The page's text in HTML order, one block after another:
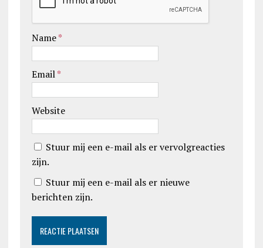
Name*
Email*
Website
Stuur mij een e-mail als er vervolgreacties
zijn.
Stuur mij een e-mail als er nieuwe
berichten zijn.